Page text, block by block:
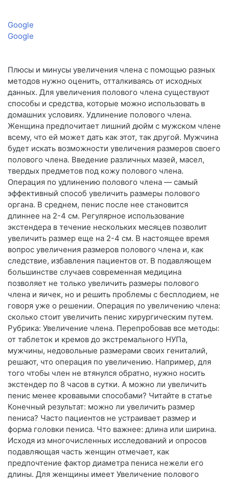
Google
Google
Плюсы и минусы увеличения члена с помощью разных
методов нужно оценить, отталкиваясь от исходных
данных. Для увеличения полового члена существуют
способы и средства, которые можно использовать в
домашних условиях. Удлинение полового члена.
Женщина предпочитает лишний дюйм с мужском члене
всему, что ей может дать как этот, так другой. Мужчина
будет искать возможности увеличения размеров своего
полового члена. Введение различных мазей, масел,
твердых предметов под кожу полового члена.
Операция по удлинению полового члена — самый
эффективный способ увеличить размеры полового
органа. В среднем, пенис после нее становится
длиннее на 2-4 см. Регулярное использование
экстендера в течение нескольких месяцев позволит
увеличить размер еще на 2-4 см. В настоящее время
вопрос увеличения размеров полового члена и, как
следствие, избавления пациентов от. В подавляющем
большинстве случаев современная медицина
позволяет не только увеличить размеры полового
члена и яичек, но и решить проблемы с бесплодием, не
говоря уже о решении. Операция по увеличению члена:
сколько стоит увеличить пенис хирургическим путем.
Рубрика: Увеличение члена. Перепробовав все методы:
от таблеток и кремов до экстремального НУПа,
мужчины, недовольные размерами своих гениталий,
решают, что операция по увеличению. Например, для
того чтобы член не втянулся обратно, нужно носить
экстендер по 8 часов в сутки. А можно ли увеличить
пенис менее кровавыми способами? Читайте в статье
Конечный результат: можно ли увеличить размер
пениса? Часто пациентов не устраивает размер и
форма головки пениса. Что важнее: длина или ширина.
Исходя из многочисленных исследований и опросов
подавляющая часть женщин отмечает, как
предпочтение фактор диаметра пениса нежели его
длины. Для женщины имеет Увеличение полового